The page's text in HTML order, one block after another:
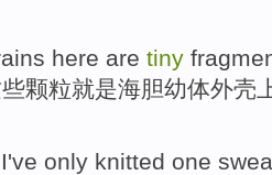
here are tiny
颗粒就是海胆幼体外壳
I've only knitted one